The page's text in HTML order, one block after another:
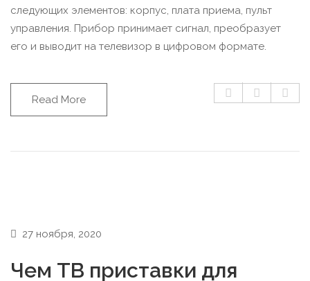
следующих элементов: корпус, плата приема, пульт
управления. Прибор принимает сигнал, преобразует
его и выводит на телевизор в цифровом формате.
Read More
27 ноября, 2020
Чем ТВ приставки для